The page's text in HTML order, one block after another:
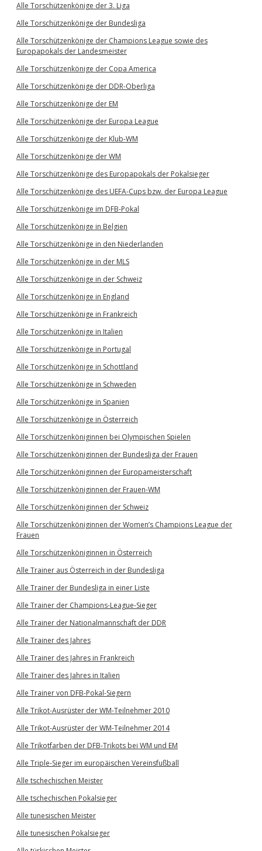
Alle Torschützenkönige der 3. Liga
Alle Torschützenkönige der Bundesliga
Alle Torschützenkönige der Champions League sowie des
Europapokals der Landesmeister
Alle Torschützenkönige der Copa America
Alle Torschützenkönige der DDR-Oberliga
Alle Torschützenkönige der EM
Alle Torschützenkönige der Europa League
Alle Torschützenkönige der Klub-WM
Alle Torschützenkönige der WM
Alle Torschützenkönige des Europapokals der Pokalsieger
Alle Torschützenkönige des UEFA-Cups bzw. der Europa League
Alle Torschützenkönige im DFB-Pokal
Alle Torschützenkönige in Belgien
Alle Torschützenkönige in den Niederlanden
Alle Torschützenkönige in der MLS
Alle Torschützenkönige in der Schweiz
Alle Torschützenkönige in England
Alle Torschützenkönige in Frankreich
Alle Torschützenkönige in Italien
Alle Torschützenkönige in Portugal
Alle Torschützenkönige in Schottland
Alle Torschützenkönige in Schweden
Alle Torschützenkönige in Spanien
Alle Torschützenkönige in Österreich
Alle Torschützenköniginnen bei Olympischen Spielen
Alle Torschützenköniginnen der Bundesliga der Frauen
Alle Torschützenköniginnen der Europameisterschaft
Alle Torschützenköniginnen der Frauen-WM
Alle Torschützenköniginnen der Schweiz
Alle Torschützenköniginnen der Women’s Champions League der
Frauen
Alle Torschützenköniginnen in Österreich
Alle Trainer aus Österreich in der Bundesliga
Alle Trainer der Bundesliga in einer Liste
Alle Trainer der Champions-League-Sieger
Alle Trainer der Nationalmannschaft der DDR
Alle Trainer des Jahres
Alle Trainer des Jahres in Frankreich
Alle Trainer des Jahres in Italien
Alle Trainer von DFB-Pokal-Siegern
Alle Trikot-Ausrüster der WM-Teilnehmer 2010
Alle Trikot-Ausrüster der WM-Teilnehmer 2014
Alle Trikotfarben der DFB-Trikots bei WM und EM
Alle Triple-Sieger im europäischen Vereinsfußball
Alle tschechischen Meister
Alle tschechischen Pokalsieger
Alle tunesischen Meister
Alle tunesischen Pokalsieger